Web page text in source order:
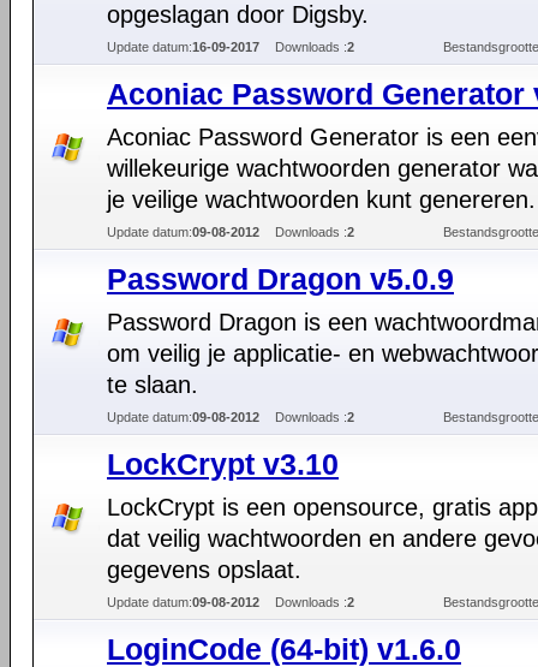
opgeslagan door Digsby.
Update datum:16-09-2017 Downloads :2
Aconiac Password Generator
Aconiac Password Generator is een
willekeurige wachtwoorden generator
je veilige wachtwoorden kunt genereren.
Update datum:09-08-2012 Downloads :2
Password Dragon v5.0.9
Password Dragon is een
om veilig je applicatie- en
te slaan.
Update datum:09-08-2012 Downloads :2
LockCrypt v3.10
LockCrypt is een opensource, gratis
dat veilig wachtwoorden en andere
gegevens opslaat.
Update datum:09-08-2012 Downloads :2
LoginCode (64-bit) v1.6.0